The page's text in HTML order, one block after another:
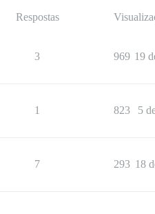
Respostas
3 969 19
1 823 5
7 293 18